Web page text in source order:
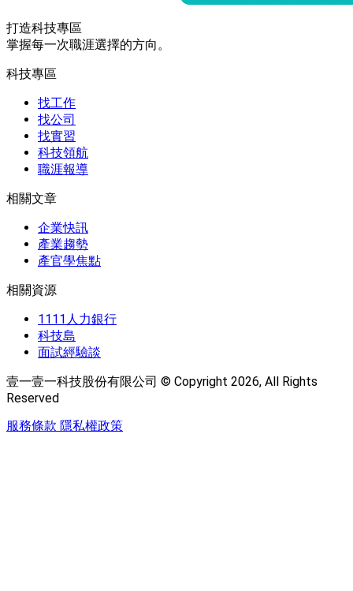
打造科技專區
掌握每一次職涯選擇的方向。
科技專區
找工作
找公司
找實習
科技領航
職涯報導
相關文章
企業快訊
產業趨勢
產官學焦點
相關資源
1111人力銀行
科技島
面試經驗談
壹一壹一科技股份有限公司 © Copyright 2026, All Rights
Reserved
服務條款 隱私權政策